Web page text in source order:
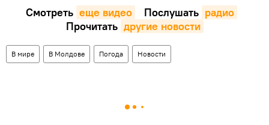
Смотреть еще видео Послушать радио
Прочитать другие новости
В мире В Молдове Погода Новости